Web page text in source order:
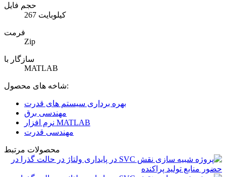
حجم فایل
267 کیلوبایت
فرمت
Zip
سازگار با
MATLAB
شاخه های محصول:
بهره برداری سیستم های قدرت
مهندسی برق
نرم افزار MATLAB
مهندسی قدرت
محصولات مرتبط